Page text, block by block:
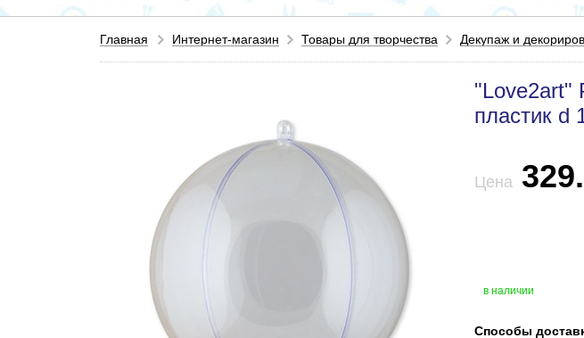
Главная Интернет-магазин Товары для творчества Декупаж и
"Love2art"
пластик d
Цена
в наличии
Способы